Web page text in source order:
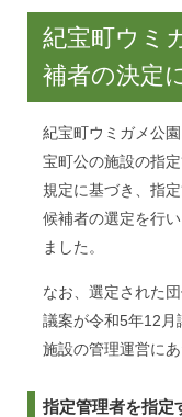
紀宝町ウミ
補者の決定
紀宝町ウミガメ公
宝町公の施設の指
規定に基づき、指
候補者の選定を行
ました。
なお、選定された
議案が令和5年12月
施設の管理運営にあ
指定管理者を指定